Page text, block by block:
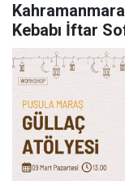
Kebabı İftar